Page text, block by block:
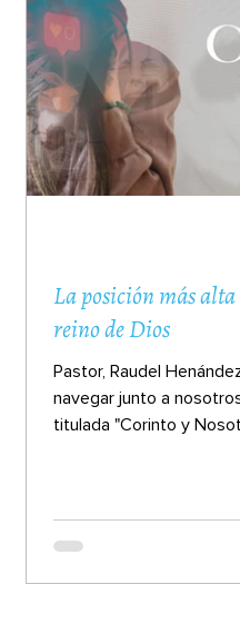
Un discípulo pleno
Apocalipsis Nememías
La posición más alta
reino de Dios
Pastor, Raudel
navegar junto a
titulada "Corinto y